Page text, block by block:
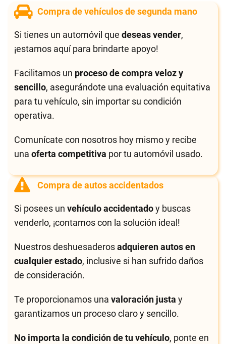
Compra de vehículos de segunda mano
Si tienes un automóvil quedeseas vender,
¡estamos aquí para brindarte apoyo!
Facilitamos un proceso de compra veloz y
sencillo, asegurándote una evaluación equitativa
para tu vehículo, sin importar su condición
operativa.
Comunícate con nosotros hoy mismo y recibe
unaoferta competitiva por tu automóvil usado.
Compra de autos accidentados
Si posees unvehículo accidentadoy buscas
venderlo, ¡contamos con la solución ideal!
Nuestros deshuesaderosadquieren autos en
cualquier estado, inclusive si han sufrido daños
de consideración.
Te proporcionamos unavaloración justa y
garantizamos un proceso claro y sencillo.
No importa la condición de tu vehículo, ponte en